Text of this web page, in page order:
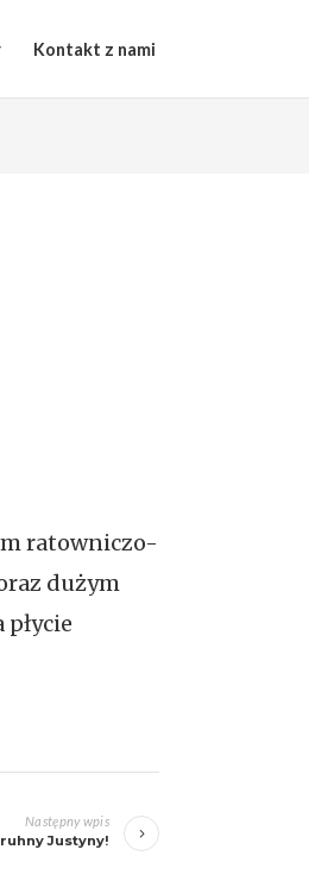
Kontakt z nami
ratowniczo-
dużym
Następny wpis
Justyny!